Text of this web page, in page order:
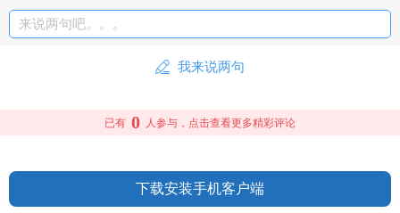
来说两句吧。。。
我来说两句
已有 0 人参与，点击查看更多精彩评论
下载安装手机客户端